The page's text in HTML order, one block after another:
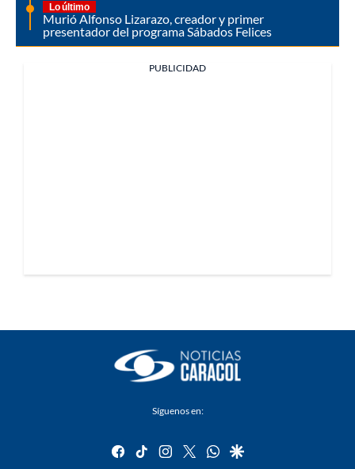
Lo último
Murió Alfonso Lizarazo, creador y primer
presentador del programa Sábados Felices
PUBLICIDAD
Síguenos en:
facebook
tiktok instagram
twitterwhatsapp
google